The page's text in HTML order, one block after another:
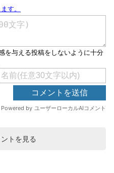
トを見る